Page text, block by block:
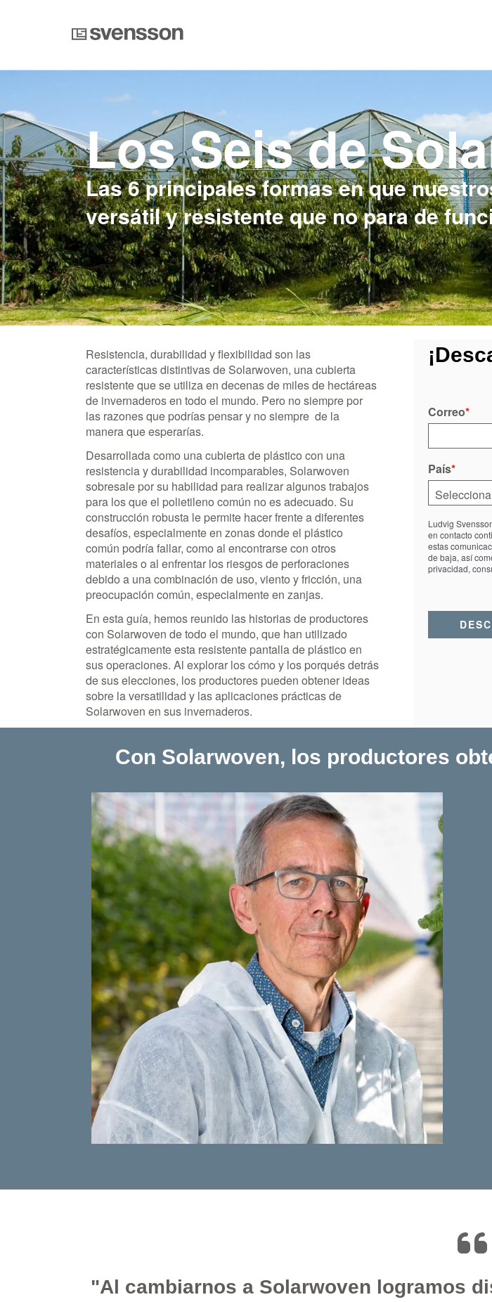
Los Seis de
Las 6 principales formas en que
versátil y resistente que no para de
Resistencia, durabilidad y flexibilidad son las
características distintivas de Solarwoven, una cubierta
resistente que se utiliza en decenas de miles de hectáreas
de invernaderos en todo el mundo. Pero no siempre por
las razones que podrías pensar y no siempre de la
manera que esperarías.
Desarrollada como una cubierta de plástico con una
resistencia y durabilidad incomparables, Solarwoven
sobresale por su habilidad para realizar algunos trabajos
para los que el polietileno común no es adecuado. Su
construcción robusta le permite hacer frente a diferentes
desafíos, especialmente en zonas donde el plástico
común podría fallar, como al encontrarse con otros
materiales o al enfrentar los riesgos de perforaciones
debido a una combinación de uso, viento y fricción, una
preocupación común, especialmente en zanjas.
En esta guía, hemos reunido las historias de productores
con Solarwoven de todo el mundo, que han utilizado
estratégicamente esta resistente pantalla de plástico en
sus operaciones. Al explorar los cómo y los porqués detrás
de sus elecciones, los productores pueden obtener ideas
sobre la versatilidad y las aplicaciones prácticas de
Solarwoven en sus invernaderos.
Correo*
País*
Ludvig
en contacto
estas
de baja, así
privacidad,
Con Solarwoven, los productores
"Al cambiarnos a Solarwoven logramos